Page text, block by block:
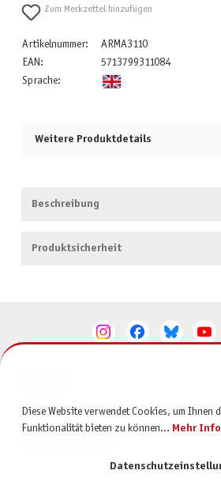
Zum Merkzettel hinzufügen
Artikelnummer:
ARMA3110
EAN:
5713799311084
Sprache:
Weitere Produktdetails
Beschreibung
Produktsicherheit
SERVICE
Diese Website verwendet Cookies, um Ihnen
Funktionalität bieten zu können... Mehr